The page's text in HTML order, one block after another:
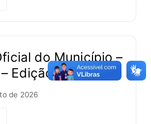
do Município –
Edição 809
de 2026